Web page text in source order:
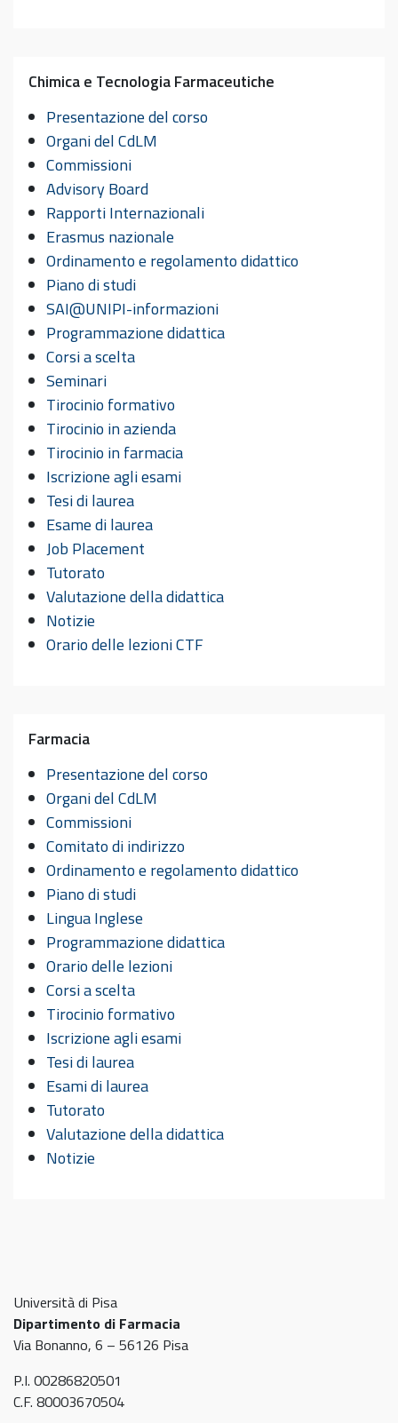
Chimica e Tecnologia Farmaceutiche
Presentazione del corso
Organi del CdLM
Commissioni
Advisory Board
Rapporti Internazionali
Erasmus nazionale
Ordinamento e regolamento didattico
Piano di studi
SAI@UNIPI-informazioni
Programmazione didattica
Corsi a scelta
Seminari
Tirocinio formativo
Tirocinio in azienda
Tirocinio in farmacia
Iscrizione agli esami
Tesi di laurea
Esame di laurea
Job Placement
Tutorato
Valutazione della didattica
Notizie
Orario delle lezioni CTF
Farmacia
Presentazione del corso
Organi del CdLM
Commissioni
Comitato di indirizzo
Ordinamento e regolamento didattico
Piano di studi
Lingua Inglese
Programmazione didattica
Orario delle lezioni
Corsi a scelta
Tirocinio formativo
Iscrizione agli esami
Tesi di laurea
Esami di laurea
Tutorato
Valutazione della didattica
Notizie
Università di Pisa
Dipartimento di Farmacia
Via Bonanno, 6 – 56126 Pisa
P.I. 00286820501
C.F. 80003670504